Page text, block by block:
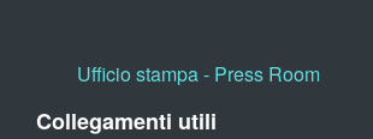
Ufficio stampa - Press Room
Collegamenti utili